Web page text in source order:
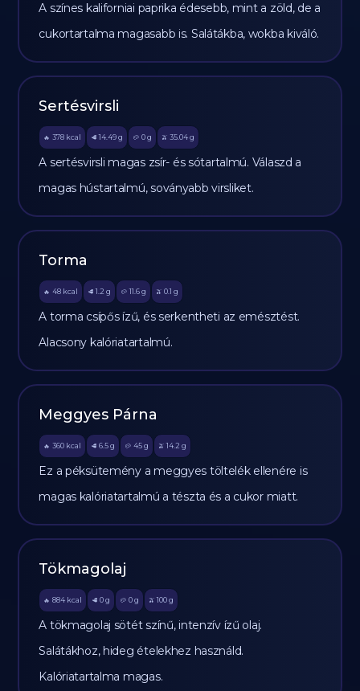
A színes kaliforniai paprika édesebb, mint a zöld, de a
cukortartalma magasabb is. Salátákba, wokba kiváló.
Sertésvirsli
🔥 378 kcal 🥩 14.49 g 🥔 0g 🫒 35.04 g
A sertésvirsli magas zsír- és sótartalmú. Válaszd a
magas hústartalmú, soványabb virsliket.
Torma
🔥 48 kcal 🥩 1.2 g 🥔 11.6g 🫒 0.1 g
A torma csípős ízű, és serkentheti az emésztést.
Alacsony kalóriatartalmú.
Meggyes Párna
🔥 360 kcal 🥩 6.5 g 🥔 45g 🫒 14.2 g
Ez a péksütemény a meggyes töltelék ellenére is
magas kalóriatartalmú a tészta és a cukor miatt.
Tökmagolaj
🔥 884 kcal 🥩 0 g 🥔 0g 🫒 100 g
A tökmagolaj sötét színű, intenzív ízű olaj.
Salátákhoz, hideg ételekhez használd.
Kalóriatartalma magas.